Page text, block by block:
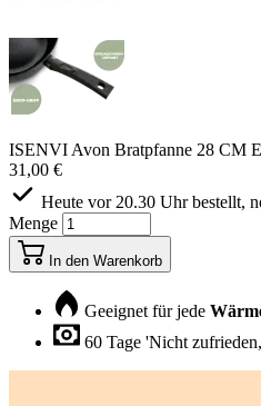
ISENVI Avon Bratpfanne 28 CM
31,00 €
Heute vor 20.30 Uhr bestellt,
Menge
In den Warenkorb
Geeignet für jede
60 Tage 'Nicht